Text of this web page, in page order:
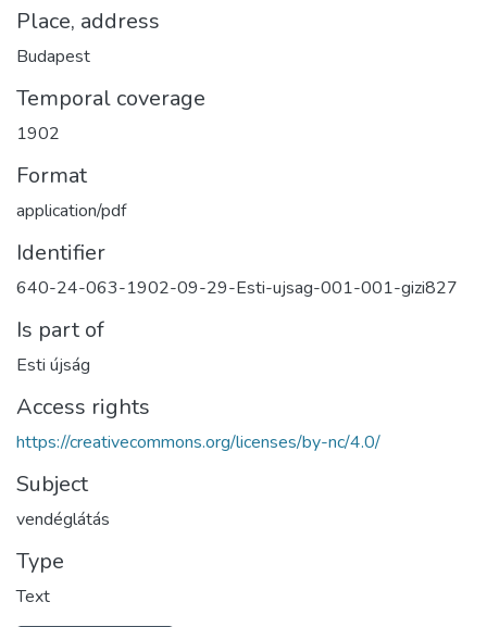
Place, address
Budapest
Temporal coverage
1902
Format
application/pdf
Identifier
640-24-063-1902-09-29-Esti-ujsag-001-001-gizi827
Is part of
Esti újság
Access rights
https://creativecommons.org/licenses/by-nc/4.0/
Subject
vendéglátás
Type
Text